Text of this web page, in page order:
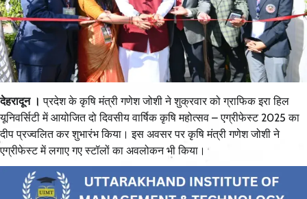
देहरादून । प्रदेश के कृषि मंत्री गणेश जोशी ने शुक्रवार को ग्राफिक इरा हिल
यूनिवर्सिटी में आयोजित दो दिवसीय वार्षिक कृषि महोत्सव – एग्रीफेस्ट 2025 का
दीप प्रज्वलित कर शुभारंभ किया। इस अवसर पर कृषि मंत्री गणेश जोशी ने
एग्रीफेस्ट में लगाए गए स्टॉलों का अवलोकन भी किया।